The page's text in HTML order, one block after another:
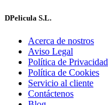
DPelicula S.L.
Acerca de nostros
Aviso Legal
Política de Privacidad
Política de Cookies
Servicio al cliente
Contáctenos